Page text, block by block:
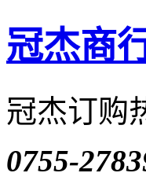
冠杰商
冠杰订购
0755-